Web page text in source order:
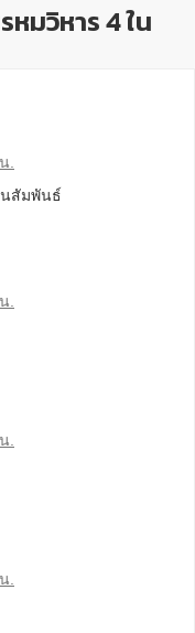
มวิหาร 4 ใน
.
นสัมพันธ์
.
.
.